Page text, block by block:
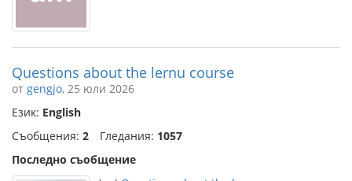
Questions about the lernu course
от gengjo, 25 юли 2026
Език: English
Съобщения: 2 Гледания: 1057
Последно съобщение